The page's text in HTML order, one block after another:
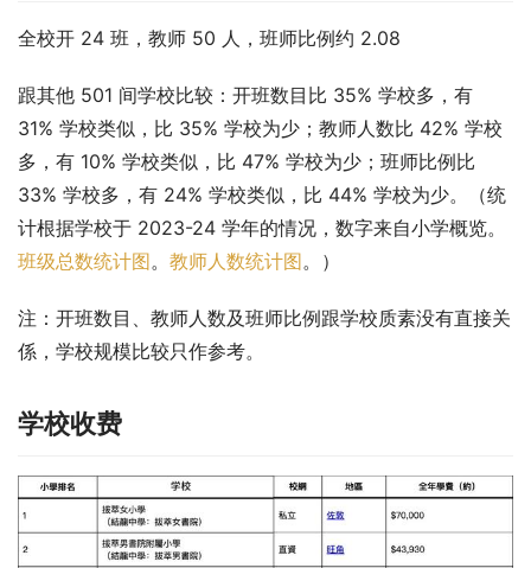
全校开 24 班，教师 50 人，班师比例约 2.08
跟其他 501 间学校比较：开班数目比 35% 学校多，有
31% 学校类似，比 35% 学校为少；教师人数比 42% 学校
多，有 10% 学校类似，比 47% 学校为少；班师比例比
33% 学校多，有 24% 学校类似，比 44% 学校为少。（统
计根据学校于 2023-24 学年的情况，数字来自小学概览。
班级总数统计图。 教师人数统计图。）
注：开班数目、教师人数及班师比例跟学校质素没有直接关
係，学校规模比较只作参考。
学校收费